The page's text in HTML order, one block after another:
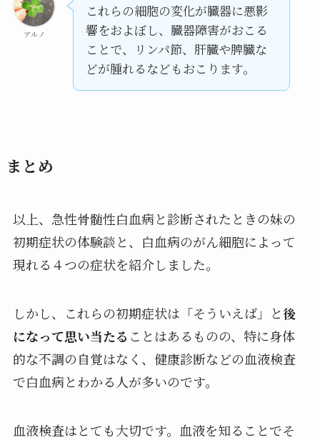
アルノ
これらの細胞の変化が臓器に悪影
響をおよぼし、臓器障害がおこる
ことで、リンパ節、肝臓や脾臓な
どが腫れるなどもおこります。
まとめ
以上、急性骨髄性白血病と診断されたときの妹の
初期症状の体験談と、白血病のがん細胞によって
現れる４つの症状を紹介しました。
しかし、これらの初期症状は「そういえば」と後
になって思い当たる ことはあるものの、特に身体
的な不調の自覚はなく、健康診断などの血液検査
で白血病とわかる人が多いのです。
血液検査はとても大切です。血液を知ることでそ